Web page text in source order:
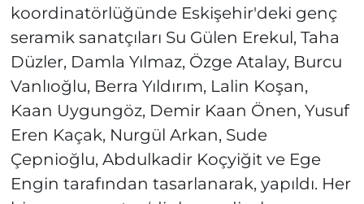
koordinatörlüğünde Eskişehir'deki genç
seramik sanatçıları Su Gülen Erekul, Taha
Düzler, Damla Yılmaz, Özge Atalay, Burcu
Vanlıoğlu, Berra Yıldırım, Lalin Koşan,
Kaan Uygungöz, Demir Kaan Önen, Yusuf
Eren Kaçak, Nurgül Arkan, Sude
Çepnioğlu, Abdulkadir Koçyiğit ve Ege
Engin tarafından tasarlanarak, yapıldı. Her